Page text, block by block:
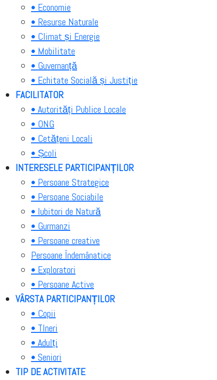
• Economie
• Resurse Naturale
• Climat și Energie
• Mobilitate
• Guvernanță
• Echitate Socială și Justiție
FACILITATOR
• Autorități Publice Locale
• ONG
• Cetățeni Locali
• Școli
INTERESELE PARTICIPANȚILOR
• Persoane Strategice
• Persoane Sociabile
• Iubitori de Natură
• Gurmanzi
• Persoane creative
Persoane Îndemânatice
• Exploratori
• Persoane Active
VÂRSTA PARTICIPANȚILOR
• Copii
• TIneri
• Adulți
• Seniori
TIP DE ACTIVITATE